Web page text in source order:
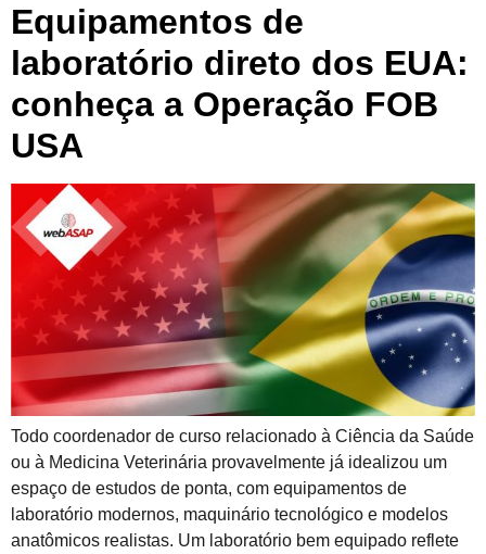
Equipamentos de
laboratório direto dos EUA:
conheça a Operação FOB
USA
Todo coordenador de curso relacionado à Ciência da Saúde
ou à Medicina Veterinária provavelmente já idealizou um
espaço de estudos de ponta, com equipamentos de
laboratório modernos, maquinário tecnológico e modelos
anatômicos realistas. Um laboratório bem equipado reflete